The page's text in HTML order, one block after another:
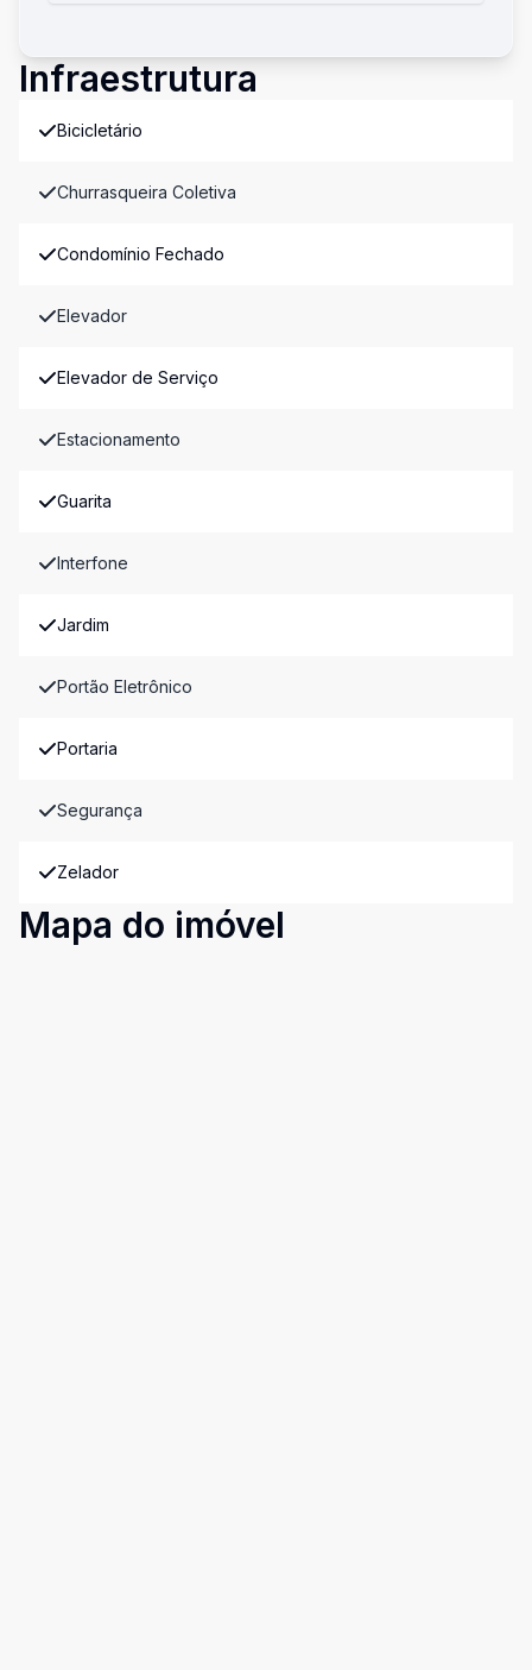
Infraestrutura
Bicicletário
Churrasqueira Coletiva
Condomínio Fechado
Elevador
Elevador de Serviço
Estacionamento
Guarita
Interfone
Jardim
Portão Eletrônico
Portaria
Segurança
Zelador
Mapa do imóvel